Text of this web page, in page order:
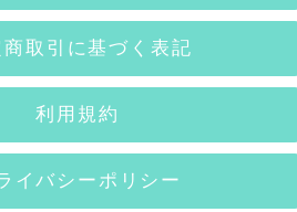
商取引に基づく表記
利用規約
イバシーポリシー